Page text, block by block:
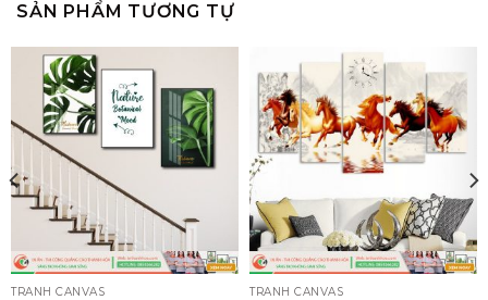
SẢN PHẨM TƯƠNG TỰ
TRANH CANVAS TRANH CANVAS